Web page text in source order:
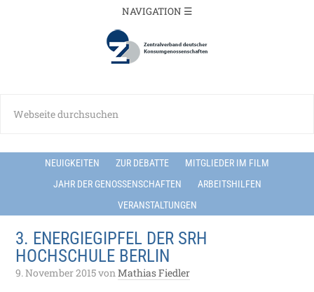
NEUIGKEITEN ZUR DEBATTE
MITGLIEDER IM FILM
JAHR DER GENOSSENSCHAFTEN
ARBEITSHILFEN
VERANSTALTUNGEN
3. ENERGIEGIPFEL DER SRH
HOCHSCHULE BERLIN
9. November 2015vonMathias Fiedler